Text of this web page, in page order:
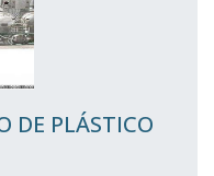
DE PLÁSTICO